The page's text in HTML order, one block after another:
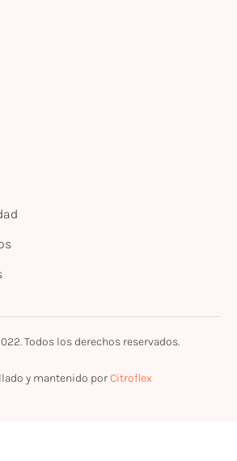
Todos los derechos reservados.
y mantenido porCitroflex